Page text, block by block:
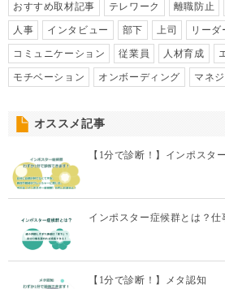
おすすめ取材記事 テレワーク 離職防止
人事 インタビュー 部下 上司 リーダ
コミュニケーション 従業員 人材育成
モチベーション オンボーディング マネ
オススメ記事
【1分で診断！】インポス
インポスター症候群とは？
【1分で診断！】メタ認知